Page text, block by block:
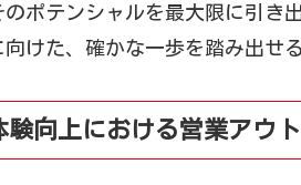
のポテンシャルを最大限に引き
向けた、確かな一歩を踏み出せ
験向上における営業アウ